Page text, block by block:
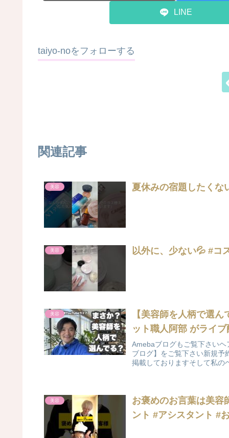
LINE
taiyo-noをフォローする
関連記事
美容 夏休みの宿題したく
美容 以外に、少ない💦 #コ
美容
【美容師を人柄で選
ット職人阿部 がライ
Amebaブログもご覧下さい
ブログ】をご覧下さい新規予
掲載しておりますそして私の
美容
お褒めのお言葉は美容
ント #アシスタント #